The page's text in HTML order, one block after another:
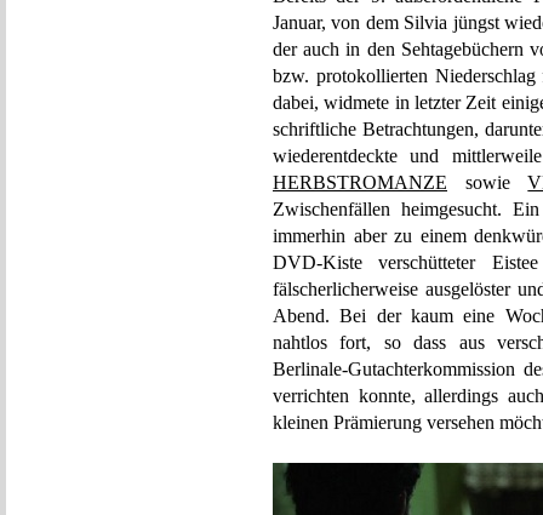
Januar, von dem Silvia jüngst
der auch in den Sehtagebüchern
bzw. protokollierten
dabei, widmete in letzter Zeit
schriftliche Betrachtungen,
wiederentdeckte und
HERBSTROMANZE sowie
Zwischenfällen heimgesucht.
immerhin aber zu einem
DVD-Kiste verschütteter
fälscherlicherweise ausgelöster
Abend. Bei der kaum eine
nahtlos fort, so dass aus
Berlinale-Gutachterkommission
verrichten konnte, allerdings
kleinen Prämierung versehen